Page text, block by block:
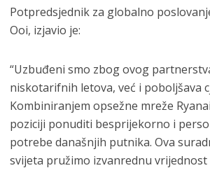
Potpredsjednik za globalno
Ooi, izjavio je:
“Uzbuđeni smo zbog ovog
niskotarifnih letova, već i poboljšava
Kombiniranjem opsežne mreže
poziciji ponuditi besprijekorno i
potrebe današnjih putnika. Ova
svijeta pružimo izvanrednu vrijednost